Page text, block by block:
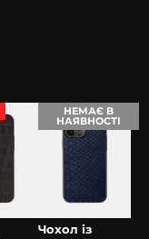
НЕМАЄ В
НАЯВНОСТІ
Чохол із